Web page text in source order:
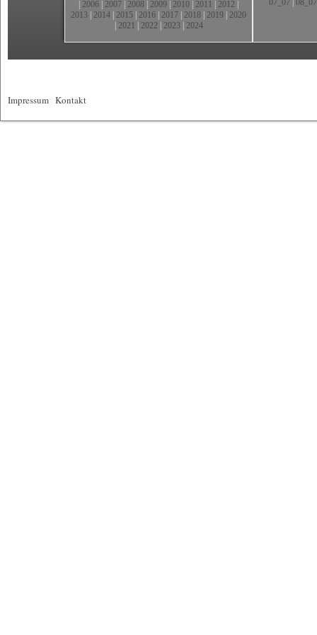
2006 2007 2008 2009 2010 2011 2012
2013 2014 2015 2016 2017 2018 2019 2020
2021 2022 2023| 2024
07_07 08_07
Impressum Kontakt